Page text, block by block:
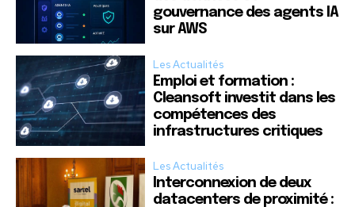
gouvernance des agents IA
sur AWS
Les Actualités
Emploi et formation :
Cleansoft investit dans les
compétences des
infrastructures critiques
Les Actualités
Interconnexion de deux
datacenters de proximité :